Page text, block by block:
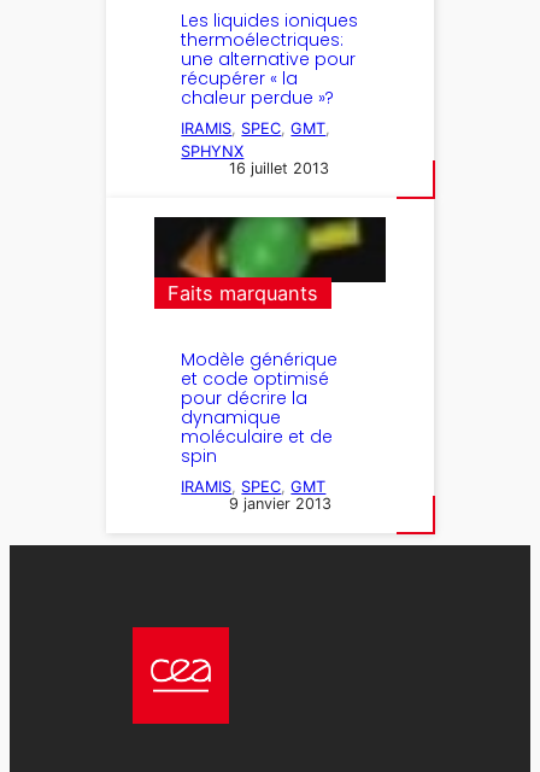
Les liquides ioniques
thermoélectriques:
une alternative pour
récupérer « la
chaleur perdue »?
IRAMIS SPEC , GMT
SPHYNX
16 juillet 2013
Faits marquants
Modèle générique
et code optimisé
pour décrire la
dynamique
moléculaire et de
spin
IRAMIS, SPEC, GMT
9 janvier 2013